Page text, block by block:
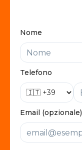
Nome
Telefono
Email (opzionale)